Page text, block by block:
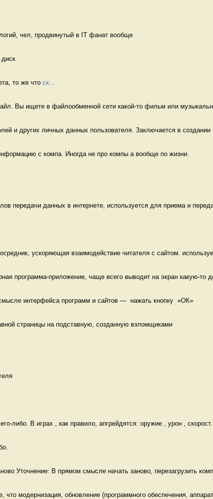
чел, продвинутый в IT фанат вообще
то же что ск...
Вы ищете в файлообменной сети какой-то фильм или
и других личных данных пользователя. Заключается в создании
с компа. Иногда не про компы а вообще по жизни.
передачи данных в интернете, используется для приема и
ускоряющая взаимодействие читателя с сайтом.
программа-приложение, чаще всего выводит на экран какую-то
интерфейса программ и сайтов —  нажать кнопку  «ОК»
страницы на подставную, созданную взломщиками
либо. В играх , как правило, апгрейдятся: оружие , урон , скорост...
Уточнение: В прямом смысле начать заново, перезагрузить
модернизация, обновление (программного обеспечения,